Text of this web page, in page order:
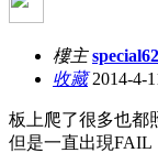
樓主
收藏2014-4-
板上爬了很多也都
但是一直出現FAIL